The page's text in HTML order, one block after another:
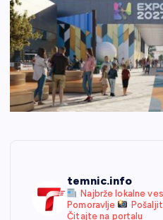
temnic.info
Najbrže lokalne
Pomoravlje
Čitajte na portalu